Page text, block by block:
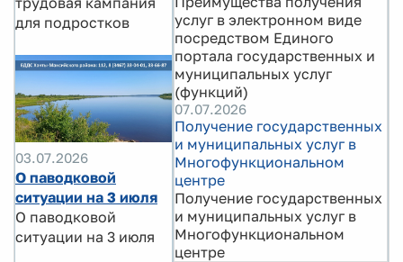
для подростков
03.07.2026
О паводковой
ситуации на 3 июля
О паводковой
ситуации на 3 июля
услуг в электронном виде
посредством Единого
портала государственных и
муниципальных услуг
(функций)
07.07.2026
Получение государственных
и муниципальных услуг в
Многофункциональном
центре
Получение государственных
и муниципальных услуг в
Многофункциональном
центре